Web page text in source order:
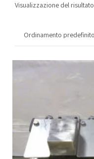
Visualizzazione del risultato